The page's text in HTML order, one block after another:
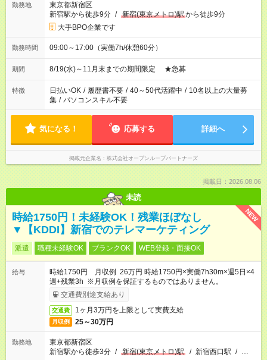
勤務地
東京都新宿区
新宿駅から徒歩9分 / 新宿(東京メトロ)駅から徒歩9分
大手BPO企業です
勤務時間 09:00～17:00（実働7h/休憩60分）
期間 8/19(水)～11月末までの期間限定 ★急募
特徴 日払いOK / 履歴書不要 / 40～50代活躍中 / 10名以上の大量募
集 / パソコンスキル不要
気になる！ 応募する 詳細へ
掲載元企業名 株式会社オープンループパートナーズ
掲載日：2026.08.06
未読
NEW
時給1750円！未経験OK！残業ほぼなし
▼【KDDI】新宿でのテレマーケティング
派遣 職種未経験OK ブランクOK WEB登録・面接OK
給与
時給1750円 月収例 26万円 時給1750円×実働7h30m×週5日×4
週+残業3h ※月収例を保証するものではありません。
交通費別途支給あり
交通費 1ヶ月3万円を上限として実費支給
月収例 25～30万円
勤務地
東京都新宿区
新宿駅から徒歩3分 / 新宿(東京メトロ)駅 / 新宿西口駅 / …